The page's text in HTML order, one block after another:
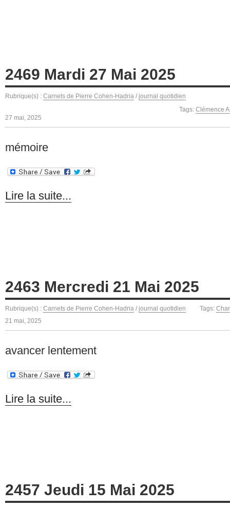
2469 Mardi 27 Mai 2025
Rubrique(s) : Carnets de Pierre Cohen-Hadria / journal quotidien
Tags: Clémence
27 mai, 2025
mémoire
Lire la suite...
2463 Mercredi 21 Mai 2025
Rubrique(s) : Carnets de Pierre Cohen-Hadria / journal quotidien Tags:
21 mai, 2025
avancer lentement
Lire la suite...
2457 Jeudi 15 Mai 2025